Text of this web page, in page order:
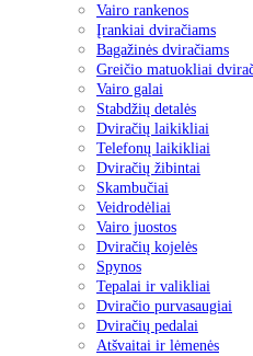
Vairo rankenos
Įrankiai dviračiams
Bagažinės dviračiams
Greičio matuokliai
Vairo galai
Stabdžių detalės
Dviračių laikikliai
Telefonų laikikliai
Dviračių žibintai
Skambučiai
Veidrodėliai
Vairo juostos
Dviračių kojelės
Spynos
Tepalai ir valikliai
Dviračio purvasaugiai
Dviračių pedalai
Atšvaitai ir lėmenės